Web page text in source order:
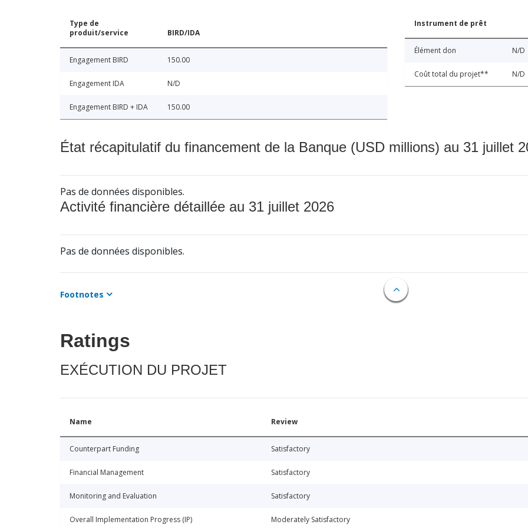
Type de
produit/service
BIRD/IDA
Engagement BIRD 150.00
Engagement IDA N/D
Engagement BIRD + IDA 150.00
Instrument de prêt
Élément don N/D
Coût total du projet** N/D
État récapitulatif du financement de la Banque (USD millions) au 31 juillet
Pas de données disponibles.
Activité financière détaillée au 31 juillet 2026
Pas de données disponibles.
Footnotes
Ratings
EXÉCUTION DU PROJET
Name Review
Counterpart Funding Satisfactory
Financial Management Satisfactory
Monitoring and Evaluation Satisfactory
Overall Implementation Progress (IP) Moderately Satisfactory